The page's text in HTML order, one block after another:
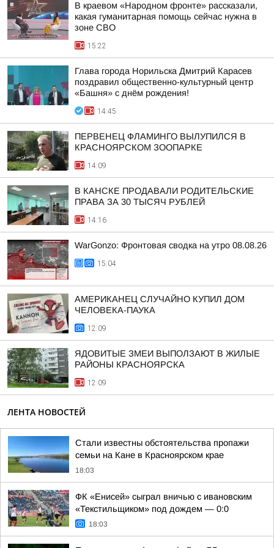
В краевом «Народном фронте» рассказали,
какая гуманитарная помощь сейчас нужна в
зоне СВО
15:22
Глава города Норильска Дмитрий Карасев
поздравил общественно-культурный центр
«Башня» с днём рождения!
14:45
ПЕРВЕНЕЦ ФЛАМИНГО ВЫЛУПИЛСЯ В
КРАСНОЯРСКОМ ЗООПАРКЕ
14:09
В КАНСКЕ ПРОДАВАЛИ РОДИТЕЛЬСКИЕ
ПРАВА ЗА 30 ТЫСЯЧ РУБЛЕЙ
14:16
WarGonzo: Фронтовая сводка на утро 08.08.26
15:04
АМЕРИКАНЕЦ СЛУЧАЙНО КУПИЛ ДОМ
ЧЕЛОВЕКА-ПАУКА
12:09
ЯДОВИТЫЕ ЗМЕИ ВЫПОЛЗАЮТ В ЖИЛЫЕ
РАЙОНЫ КРАСНОЯРСКА
12:09
ЛЕНТА НОВОСТЕЙ
Стали известны обстоятельства пропажи
семьи на Кане в Красноярском крае
18:03
ФК «Енисей» сыграл вничью с ивановским
«Текстильщиком» под дождем — 0:0
18:03